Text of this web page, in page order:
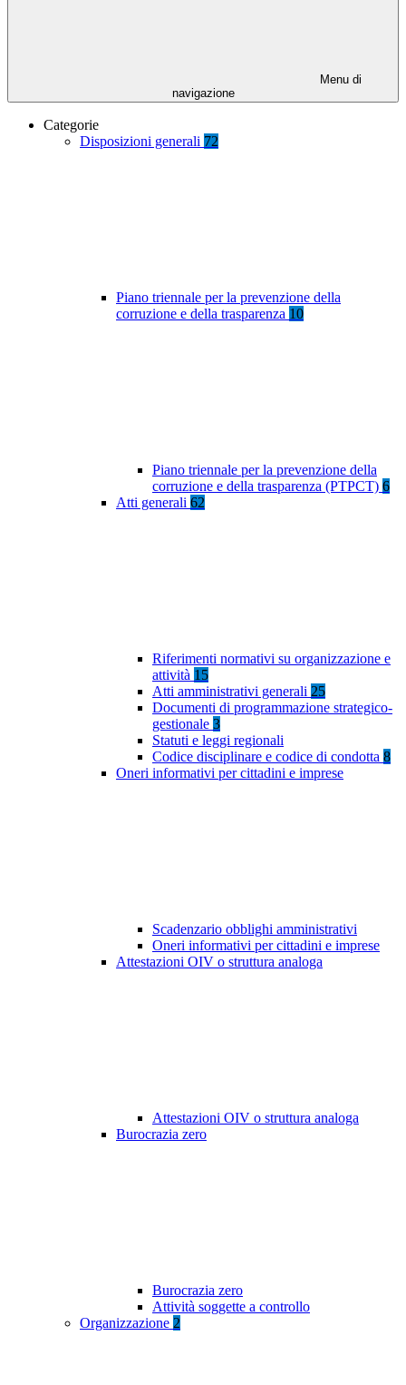
Menu di
navigazione
Categorie
Disposizioni generali 72
Piano triennale per la prevenzione della
corruzione e della trasparenza 10
Piano triennale per la prevenzione della
corruzione e della trasparenza (PTPCT) 6
Atti generali 62
Riferimenti normativi su organizzazione e
attività 15
Atti amministrativi generali 25
Documenti di programmazione strategico-
gestionale 3
Statuti e leggi regionali
Codice disciplinare e codice di condotta 8
Oneri informativi per cittadini e imprese
Scadenzario obblighi amministrativi
Oneri informativi per cittadini e imprese
Attestazioni OIV o struttura analoga
Attestazioni OIV o struttura analoga
Burocrazia zero
Burocrazia zero
Attività soggette a controllo
Organizzazione 2